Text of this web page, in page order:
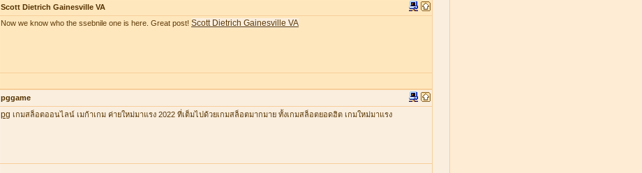
Scott Dietrich Gainesville VA
Now we know who the ssebnile one is here. Great post! Scott Dietrich Gainesville VA
pggame
pg เกมสล็อตออนไลน์ เมก้าเกม ค่ายใหม่มาแรง 2022 ที่เต็มไปด้วยเกมสล็อตมากมาย ทั้งเกมสล็อตยอดฮิต เกมใหม่มาแรง